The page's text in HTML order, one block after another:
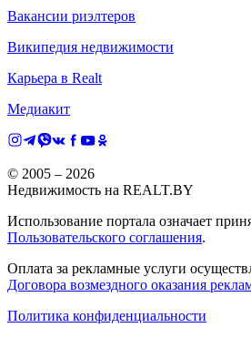
Вакансии риэлтеров
Википедия недвижимости
Карьера в Realt
Медиакит
© 2005 – 2026
Недвижимость на REALT.BY
Использование портала означает
Пользовательского соглашения.
Оплата за рекламные услуги
Договора возмездного оказания
Политика конфиденциальности